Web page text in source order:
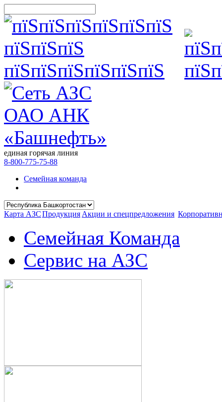
единая горячая линия
8-800-775-75-88
Семейная команда
Карта АЗСПродукция Акции и спецпредложения
Семейная Команда
Сервис на АЗС